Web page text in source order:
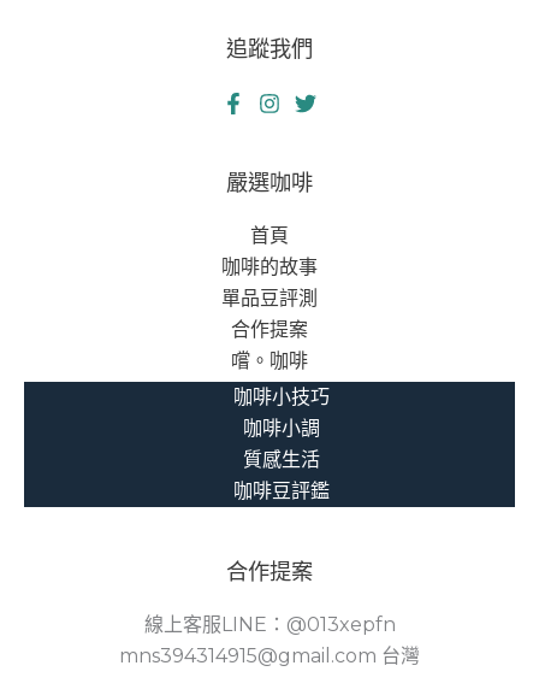
追蹤我們
嚴選咖啡
首頁
咖啡的故事
單品豆評測
合作提案
嚐。咖啡
咖啡小技巧
咖啡小調
質感生活
咖啡豆評鑑
合作提案
線上客服LINE：@013xepfn
mns394314915@gmail.com 台灣